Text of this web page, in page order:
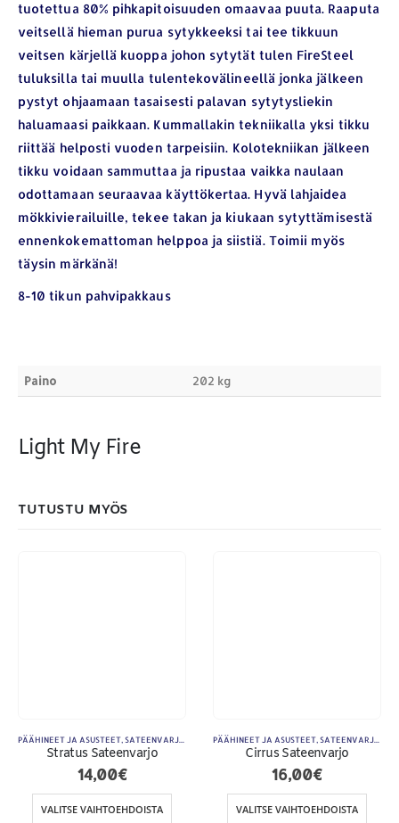
tuotettua 80% pihkapitoisuuden omaavaa puuta. Raaputa
veitsellä hieman purua sytykkeeksi tai tee tikkuun
veitsen kärjellä kuoppa johon sytytät tulen FireSteel
tuluksilla tai muulla tulentekovälineellä jonka jälkeen
pystyt ohjaamaan tasaisesti palavan sytytysliekin
haluamaasi paikkaan. Kummallakin tekniikalla yksi tikku
riittää helposti vuoden tarpeisiin. Kolotekniikan jälkeen
tikku voidaan sammuttaa ja ripustaa vaikka naulaan
odottamaan seuraavaa käyttökertaa. Hyvä lahjaidea
mökkivierailuille, tekee takan ja kiukaan sytyttämisestä
ennenkokemattoman helppoa ja siistiä. Toimii myös
täysin märkänä!
8-10 tikun pahvipakkaus
Paino 202 kg
Light My Fire
TUTUSTU MYÖS
PÄÄHINEET JA ASUSTEET SATEENVARJOT TARVIKKEET,ULKOILU JA RETKEILY
Stratus Sateenvarjo
14,00€
VALITSE VAIHTOEHDOISTA
PÄÄHINEET JA ASUSTEET SATEENVARJOT
Cirrus Sateenvarjo
16,00€
VALITSE VAIHTOEHDOISTA
YHTEYSTIEDOT
Osoite: Hikivuorenkatu 14 C 20, 33710 Tampere
Puhelin: 040-7549431
Sähköposti: royal.yrityslahjat@gmail.com
ETSI TUOTTEITA
Toimitusehdot